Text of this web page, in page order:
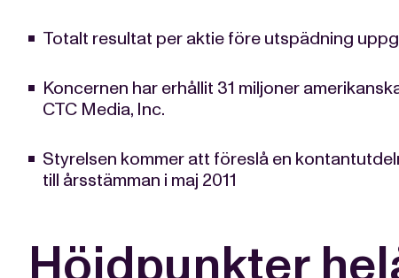
Totalt resultat per aktie före utspädning
Koncernen har erhållit 31 miljoner
CTC Media, Inc.
Styrelsen kommer att föreslå en
till årsstämman i maj 2011
Höjdpunkter